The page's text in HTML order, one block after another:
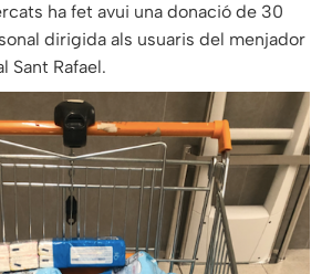
ha fet avui una donació de 30
dirigida als usuaris del menjador
Sant Rafael.